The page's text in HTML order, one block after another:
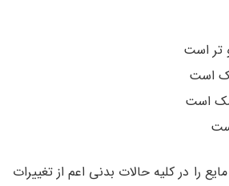
تر است
است
است
را در کلیه حالات بدنی اعم از تغییرات